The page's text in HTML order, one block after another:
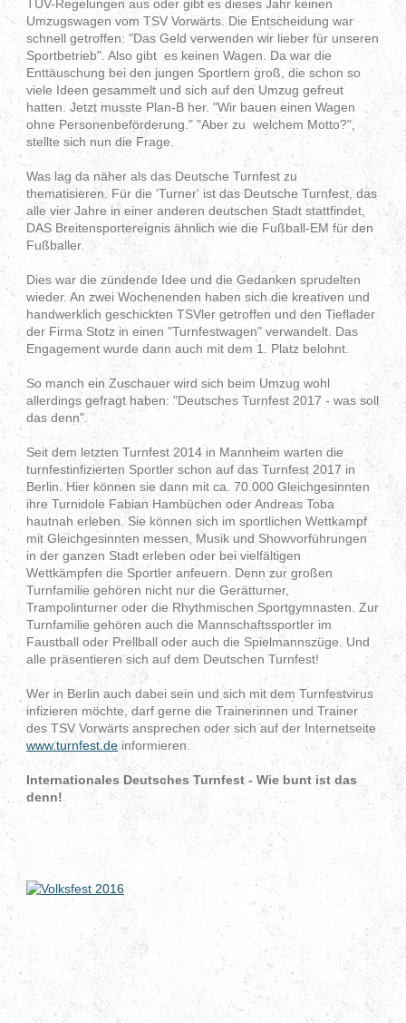
TÜV-Regelungen aus oder gibt es dieses Jahr keinen
Umzugswagen vom TSV Vorwärts. Die Entscheidung war
schnell getroffen: "Das Geld verwenden wir lieber für unseren
Sportbetrieb". Also gibt es keinen Wagen. Da war die
Enttäuschung bei den jungen Sportlern groß, die schon so
viele Ideen gesammelt und sich auf den Umzug gefreut
hatten. Jetzt musste Plan-B her. "Wir bauen einen Wagen
ohne Personenbeförderung." "Aber zu welchem Motto?",
stellte sich nun die Frage.
Was lag da näher als das Deutsche Turnfest zu
thematisieren. Für die 'Turner' ist das Deutsche Turnfest, das
alle vier Jahre in einer anderen deutschen Stadt stattfindet,
DAS Breitensportereignis ähnlich wie die Fußball-EM für den
Fußballer.
Dies war die zündende Idee und die Gedanken sprudelten
wieder. An zwei Wochenenden haben sich die kreativen und
handwerklich geschickten TSVler getroffen und den Tieflader
der Firma Stotz in einen "Turnfestwagen" verwandelt. Das
Engagement wurde dann auch mit dem 1. Platz belohnt.
So manch ein Zuschauer wird sich beim Umzug wohl
allerdings gefragt haben: "Deutsches Turnfest 2017 - was soll
das denn".
Seit dem letzten Turnfest 2014 in Mannheim warten die
turnfestinfizierten Sportler schon auf das Turnfest 2017 in
Berlin. Hier können sie dann mit ca. 70.000 Gleichgesinnten
ihre Turnidole Fabian Hambüchen oder Andreas Toba
hautnah erleben. Sie können sich im sportlichen Wettkampf
mit Gleichgesinnten messen, Musik und Showvorführungen
in der ganzen Stadt erleben oder bei vielfältigen
Wettkämpfen die Sportler anfeuern. Denn zur großen
Turnfamilie gehören nicht nur die Gerätturner,
Trampolinturner oder die Rhythmischen Sportgymnasten. Zur
Turnfamilie gehören auch die Mannschaftssportler im
Faustball oder Prellball oder auch die Spielmannszüge. Und
alle präsentieren sich auf dem Deutschen Turnfest!
Wer in Berlin auch dabei sein und sich mit dem Turnfestvirus
infizieren möchte, darf gerne die Trainerinnen und Trainer
des TSV Vorwärts ansprechen oder sich auf der Internetseite
www.turnfest.de informieren.
Internationales Deutsches Turnfest - Wie bunt ist das
denn!